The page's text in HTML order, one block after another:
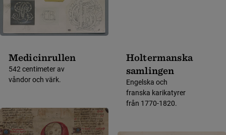
Medicinrullen
542 centimeter av
våndor och värk.
Holtermanska
samlingen
Engelska och
franska karikatyrer
från 1770-1820.